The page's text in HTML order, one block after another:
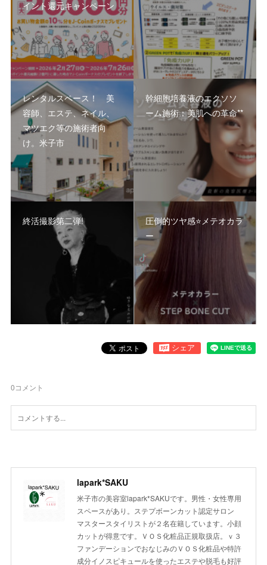
イント還元キャンペーン
レンタルスペース！ 美
容師、エステ、ネイル、
マツエク等の施術者向
け。米子市
幹細胞培養液のエクソソ
ーム施術：美肌への革命**
終活撮影第二弾!
圧倒的ツヤ感⭐️メテオカラ
ー
0コメント
lapark*SAKU
米子市の美容室lapark*SAKUです。男性・女性専用
スペースがあり。ステプボーンカット認定サロン
マスタースタイリストが２名在籍しています。小顔
カットが得意です。ＶＯＳ化粧品正規取扱店。ｖ３
ファンデーションでおなじみのＶＯＳ化粧品や特許
成分イノスピキュールを使ったエステや脱毛も好評